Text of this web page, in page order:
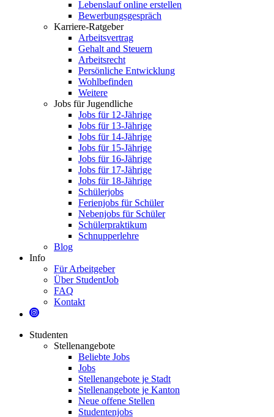
Lebenslauf online erstellen
Bewerbungsgespräch
Karriere-Ratgeber
Arbeitsvertrag
Gehalt and Steuern
Arbeitsrecht
Persönliche Entwicklung
Wohlbefinden
Weitere
Jobs für Jugendliche
Jobs für 12-Jährige
Jobs für 13-Jährige
Jobs für 14-Jährige
Jobs für 15-Jährige
Jobs für 16-Jährige
Jobs für 17-Jährige
Jobs für 18-Jährige
Schülerjobs
Ferienjobs für Schüler
Nebenjobs für Schüler
Schülerpraktikum
Schnupperlehre
Blog
Info
Für Arbeitgeber
Über StudentJob
FAQ
Kontakt
Studenten
Stellenangebote
Beliebte Jobs
Jobs
Stellenangebote je Stadt
Stellenangebote je Kanton
Neue offene Stellen
Studentenjobs